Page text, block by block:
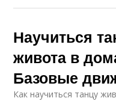
Научиться
живота в
Базовые
Как научиться танцу